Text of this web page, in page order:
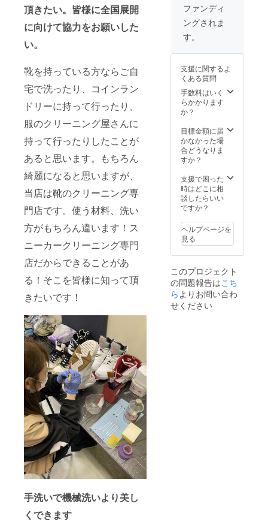
頂きたい。皆様に全国展開
に向けて協力をお願いした
い。
靴を持っている方ならご自
宅で洗ったり、コインラン
ドリーに持って行ったり、
服のクリーニング屋さんに
持って行ったりしたことが
あると思います。もちろん
綺麗になると思いますが、
当店は靴のクリーニング専
門店です。使う材料、洗い
方がもちろん違います！ス
ニーカークリーニング専門
店だからできることがあ
る！そこを皆様に知って頂
きたいです！
手洗いで機械洗いより美し
くできます
ファンディ
ングされま
す。
支援に関するよ
くある質問
手数料はいく
らかかります
か？
目標金額に届
かなかった場
合どうなりま
すか？
支援で困った
時はどこに相
談したらいい
ですか？
ヘルプページを
見る
このプロジェクト
の問題報告はこち
ら よりお問い合わ
せください